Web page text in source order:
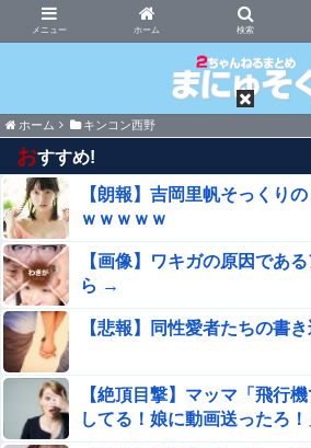
ホーム
まにゅそく 2chまとめニュー
ホーム キンコン西野
おすすめ!
【朗報】吉岡里帆そっくり
ｗｗｗｗｗ
【画像】ワキガの原因であ
ら →
【悲報】同性愛者たちの書
【絶頂目撃】マッマ「飛行
してる！娘に動画送ったろ！